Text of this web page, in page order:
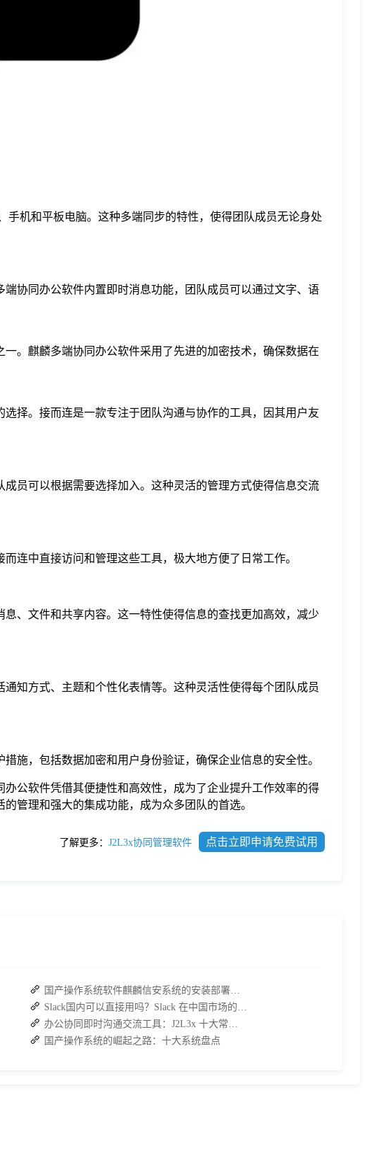
手机和平板电脑。这种多端同步的特性，使得团队成员无论身处
协同办公软件内置即时消息功能，团队成员可以通过文字、语
。麒麟多端协同办公软件采用了先进的加密技术，确保数据在
择。接而连是一款专注于团队沟通与协作的工具，因其用户友
员可以根据需要选择加入。这种灵活的管理方式使得信息交流
连中直接访问和管理这些工具，极大地方便了日常工作。
、文件和共享内容。这一特性使得信息的查找更加高效，减少
知方式、主题和个性化表情等。这种灵活性使得每个团队成员
施，包括数据加密和用户身份验证，确保企业信息的安全性。
公软件凭借其便捷性和高效性，成为了企业提升工作效率的得
管理和强大的集成功能，成为众多团队的首选。
了解更多： J2L3x协同管理软件 点击立即申请免费试用
国产操作系统的崛起之路：十大系统盘点